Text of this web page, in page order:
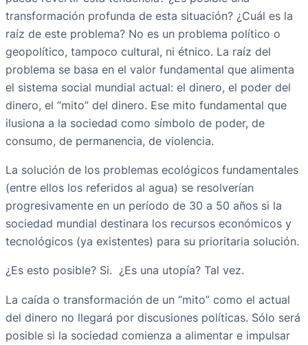
transformación profunda de esta situación? ¿Cuál es la
raíz de este problema? No es un problema político o
geopolítico, tampoco cultural, ni étnico. La raíz del
problema se basa en el valor fundamental que alimenta
el sistema social mundial actual: el dinero, el poder del
dinero, el “mito” del dinero. Ese mito fundamental que
ilusiona a la sociedad como símbolo de poder, de
consumo, de permanencia, de violencia.
La solución de los problemas ecológicos fundamentales
(entre ellos los referidos al agua) se resolverían
progresivamente en un período de 30 a 50 años si la
sociedad mundial destinara los recursos económicos y
tecnológicos (ya existentes) para su prioritaria solución.
¿Es esto posible? Si. ¿Es una utopía? Tal vez.
La caída o transformación de un “mito” como el actual
del dinero no llegará por discusiones políticas. Sólo será
posible si la sociedad comienza a alimentar e impulsar